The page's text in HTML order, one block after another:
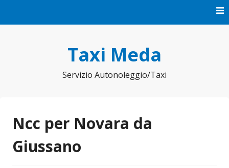
Taxi Meda
Servizio Autonoleggio/Taxi
Ncc per Novara da
Giussano